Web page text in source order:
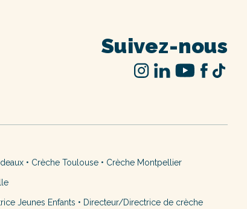
Suivez-nous
• Crèche Toulouse • Crèche Montpellier
Jeunes Enfants • Directeur/Directrice de crèche